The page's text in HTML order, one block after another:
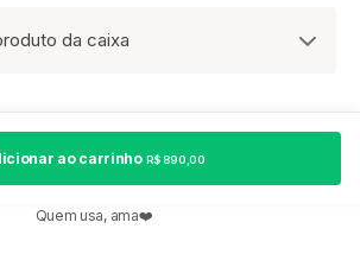
da caixa
ao carrinho R$ 890,00
Quem usa, ama❤️